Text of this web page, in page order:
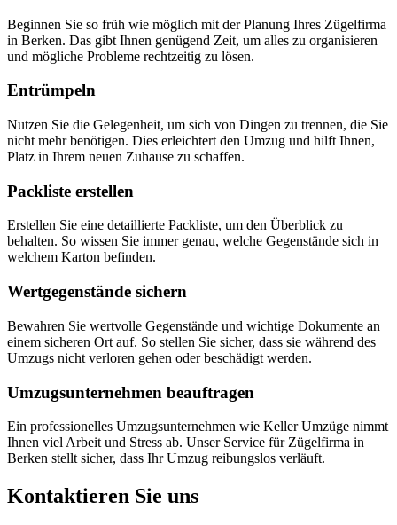
Beginnen Sie so früh wie möglich mit der Planung Ihres Zügelfirma
in Berken. Das gibt Ihnen genügend Zeit, um alles zu organisieren
und mögliche Probleme rechtzeitig zu lösen.
Entrümpeln
Nutzen Sie die Gelegenheit, um sich von Dingen zu trennen, die Sie
nicht mehr benötigen. Dies erleichtert den Umzug und hilft Ihnen,
Platz in Ihrem neuen Zuhause zu schaffen.
Packliste erstellen
Erstellen Sie eine detaillierte Packliste, um den Überblick zu
behalten. So wissen Sie immer genau, welche Gegenstände sich in
welchem Karton befinden.
Wertgegenstände sichern
Bewahren Sie wertvolle Gegenstände und wichtige Dokumente an
einem sicheren Ort auf. So stellen Sie sicher, dass sie während des
Umzugs nicht verloren gehen oder beschädigt werden.
Umzugsunternehmen beauftragen
Ein professionelles Umzugsunternehmen wie Keller Umzüge nimmt
Ihnen viel Arbeit und Stress ab. Unser Service für Zügelfirma in
Berken stellt sicher, dass Ihr Umzug reibungslos verläuft.
Kontaktieren Sie uns